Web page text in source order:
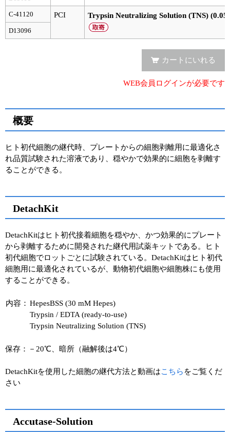
動画ライブラリー
C-41120 PCI Trypsin Neutralizing Solution (TNS)
D13096
カートにいれる
WEB会員ログインが必要です
概要
ヒト初代細胞の継代時、プレートからの細胞剥離用に最適化さ
れ品質試験された溶液であり、穏やかで効果的に細胞を剥離す
ることができる。
DetachKit
DetachKitはヒト初代接着細胞を穏やか、かつ効果的にプレート
から剥離するために開発された継代用試薬キットである。ヒト
初代細胞でロットごとに試験されている。DetachKitはヒト初代
細胞用に最適化されているが、動物初代細胞や細胞株にも使用
することができる。
内容： HepesBSS (30 mM Hepes)
Trypsin / EDTA (ready-to-use)
Trypsin Neutralizing Solution (TNS)
保存：－20℃、暗所（融解後は4℃）
DetachKitを使用した細胞の継代方法と動画はこちら をご覧くだ
さい
Accutase-Solution